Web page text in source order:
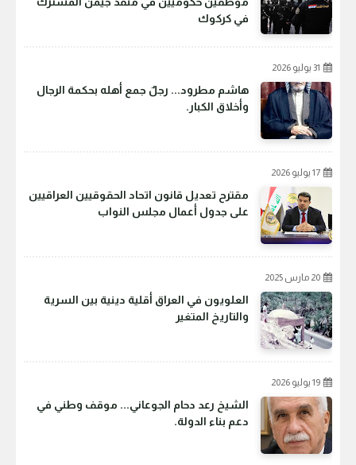
في كركوك
31 يوليو 2026
هاشم مطرود... رجلٌ جمع أهله بحكمة الرجال
وأخلاق الكبار.
17 يوليو 2026
مقترح تعديل قانون اتحاد الحقوقيين العراقيين
على جدول أعمال مجلس النواب
20 مارس 2025
العلويون في العراق أقلية دينية بين السرية
والتاريخ المتغير
19 يوليو 2026
الشيخ رعد دحام الجوعاني... موقف وطني في
دعم بناء الدولة.